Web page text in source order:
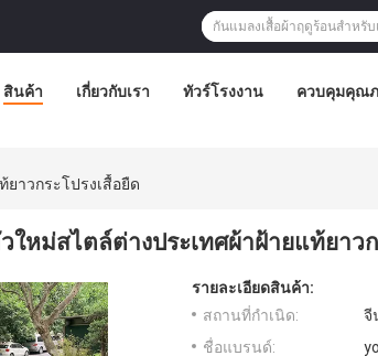
สินค้า เกี่ยวกับเรา ทัวร์โรงงาน ควบคุมคุณ
าวกระโปรงเสื้อยืด
หม่สไตล์ต่างประเทศผ้าฝ้ายแท้ยาวก
รายละเอียดสินค้า:
สถานที่กำเนิด:
จี
ชื่อแบรนด์: